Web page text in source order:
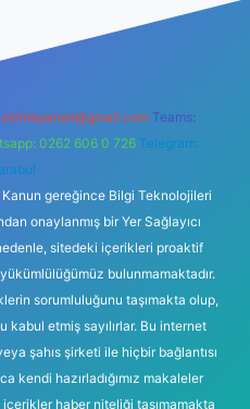
Teams:
0262 606 0 726 Telegram:
Kanun gereğince Bilgi Teknolojileri
onaylanmış bir Yer Sağlayıcı
sitedeki içerikleri proaktif
bulunmamaktadır.
sorumluluğunu taşımakta olup,
etmiş sayılırlar. Bu internet
şahıs şirketi ile hiçbir bağlantısı
kendi hazırladığımız makaleler
içerikler haber niteliği taşımamakta